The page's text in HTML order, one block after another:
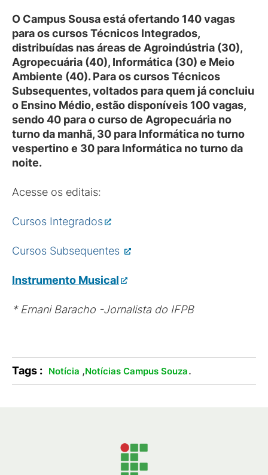
O Campus Sousa está ofertando 140 vagas
para os cursos Técnicos Integrados,
distribuídas nas áreas de Agroindústria (30),
Agropecuária (40), Informática (30) e Meio
Ambiente (40). Para os cursos Técnicos
Subsequentes, voltados para quem já concluiu
o Ensino Médio, estão disponíveis 100 vagas,
sendo 40 para o curso de Agropecuária no
turno da manhã, 30 para Informática no turno
vespertino e 30 para Informática no turno da
noite.
Acesse os editais:
Cursos Integrados
Cursos Subsequentes
Instrumento Musical
* Ernani Baracho -Jornalista do IFPB
Tags : Notícia ,Notícias Campus Souza.